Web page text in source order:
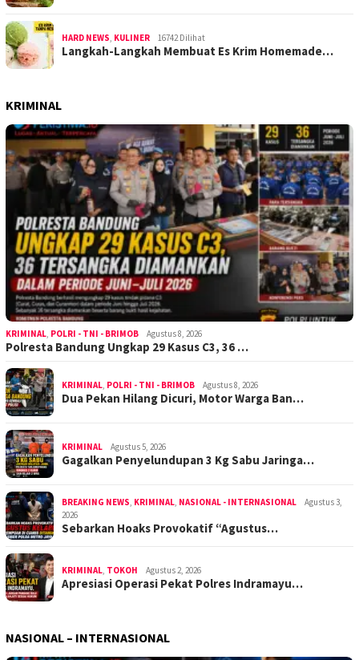
HARD NEWS, KULINER 16742 Dilihat
Langkah-Langkah Membuat Es Krim Homemade…
KRIMINAL
KRIMINAL, POLRI - TNI - BRIMOB Agustus 8, 2026
Polresta Bandung Ungkap 29 Kasus C3, 36 …
KRIMINAL, POLRI - TNI - BRIMOB Agustus 8, 2026
Dua Pekan Hilang Dicuri, Motor Warga Ban…
KRIMINAL Agustus 5, 2026
Gagalkan Penyelundupan 3 Kg Sabu Jaringa…
BREAKING NEWS, KRIMINAL, NASIONAL - INTERNASIONAL
Agustus 3,
2026
Sebarkan Hoaks Provokatif “Agustus…
KRIMINAL, TOKOH Agustus 2, 2026
Apresiasi Operasi Pekat Polres Indramayu…
NASIONAL – INTERNASIONAL